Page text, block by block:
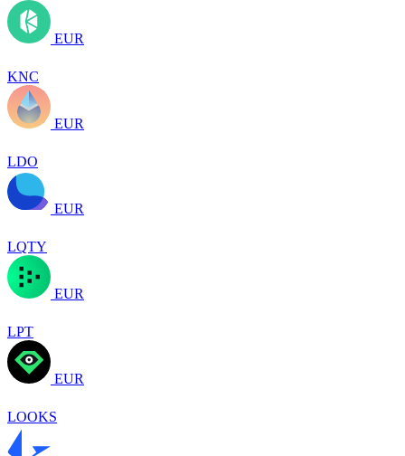
EUR
KNC
EUR
LDO
EUR
LQTY
EUR
LPT
EUR
LOOKS